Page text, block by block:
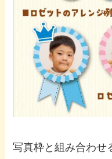
写真枠と組み合わせ